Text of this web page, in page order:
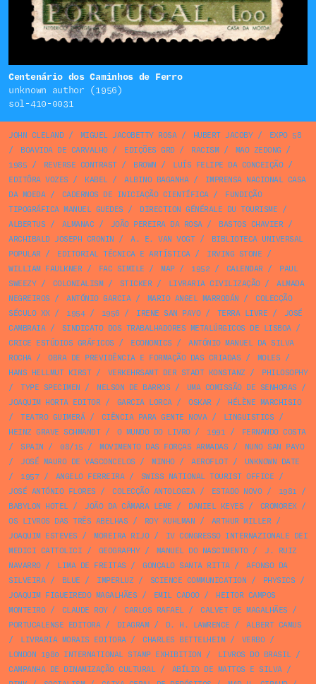
Centenário dos Caminhos de Ferro
unknown author (1956)
sol-410-0031
JOHN CLELAND/ MIGUEL JACOBETTY ROSA/ HUBERT JACOBY/
EXPO 58
/
BOAVIDA DE CARVALHO/ EDIÇÕES GRD/ RACISM/ MAO ZEDONG /
1985 / REVERSE CONTRAST/ BROWN / LUÍS FELIPE DA CONCEIÇÃO/
EDITÔRA VOZES / KABEL/ ALBINO BAGANHA/
IMPRENSA NACIONAL CASA
DA MOEDA/ CADERNOS DE INICIAÇÃO CIENTÍFICA/
FUNDIÇÃO
TIPOGRÁFICA MANUEL GUEDES / DIRECTION GÉNÉRALE DU TOURISME /
ALBERTUS / ALMANAC / JOÃO PEREIRA DA ROSA/ BASTOS CHAVIER/
ARCHIBALD JOSEPH CRONIN / A. E. VAN VOGT/
BIBLIOTECA UNIVERSAL
POPULAR/ EDITORIAL TÉCNICA E ARTÍSTICA/ IRVING STONE /
WILLIAM FAULKNER/ FAC SIMILE / MAP/ 1952 / CALENDAR/
PAUL
SWEEZY/ COLONIALISM/ STICKER/ LIVRARIA CIVILIZAÇÃO/
ALMADA
NEGREIROS / ANTÓNIO GARCIA/ MARIO ANGEL MARRODÁN /
COLECÇÃO
SÉCULO XX/ 1954/ 1956 / IRENE SAN PAYO/ TERRA LIVRE /
JOSÉ
CAMBRAIA/ SINDICATO DOS TRABALHADORES METALÚRGICOS DE LISBOA/
CRICE ESTÚDIOS GRÁFICOS / ECONOMICS /
ANTÓNIO MANUEL DA SILVA
ROCHA/ OBRA DE PREVIDÊNCIA E FORMAÇÃO DAS CRIADAS / MOLES /
HANS HELLMUT KIRST/ VERKEHRSAMT DER STADT KONSTANZ /
PHILOSOPHY
/
TYPE SPECIMEN / NELSON DE BARROS / UMA COMISSÃO DE SENHORAS /
JOAQUIM HORTA EDITOR/ GARCIA LORCA/ OSKAR/
HÉLÈNE MARCHISIO
/
TEATRO GUIMERÁ/ CIÊNCIA PARA GENTE NOVA/ LINGUISTICS /
HEINZ GRAVE SCHMANDT/ O MUNDO DO LIVRO/ 1991 /
FERNANDO COSTA
/
SPAIN / 08/15 / MOVIMENTO DAS FORÇAS ARMADAS /
NUNO SAN PAYO
/
JOSÉ MAURO DE VASCONCELOS / MINHO/ AEROFLOT/
UNKNOWN DATE
/
1957/ ANGELO FERREIRA/ SWISS NATIONAL TOURIST OFFICE /
JOSÉ ANTÓNIO FLORES / COLECÇÃO ANTOLOGIA/ ESTADO NOVO/ 1981 /
BABYLON HOTEL/ JOÃO DA CÂMARA LEME / DANIEL KEYES / CROMOREX/
OS LIVROS DAS TRÊS ABELHAS / ROY KUHLMAN / ARTHUR MILLER/
JOAQUIM ESTEVES / MOREIRA RIJO/
IV CONGRESSO INTERNAZIONALE DEI
MEDICI CATTOLICI / GEOGRAPHY/ MANUEL DO NASCIMENTO/
J. RUIZ
NAVARRO/ LIMA DE FREITAS / GONÇALO SANTA RITTA/
AFONSO DA
SILVEIRA/ BLUE / IMPERLUZ / SCIENCE COMMUNICATION / PHYSICS /
JOAQUIM FIGUEIREDO MAGALHÃES / EMIL CADOO/
HEITOR CAMPOS
MONTEIRO/ CLAUDE ROY/ CARLOS RAFAEL/ CALVET DE MAGALHÃES /
PORTUCALENSE EDITORA/ DIAGRAM/ D. H. LAWRENCE /
ALBERT CAMUS
/
LIVRARIA MORAIS EDITORA/ CHARLES BETTELHEIM/ VERBO/
LONDON 1980 INTERNATIONAL STAMP EXHIBITION / LIVROS DO BRASIL/
CAMPANHA DE DINAMIZAÇÃO CULTURAL/ ABÍLIO DE MATTOS E SILVA/